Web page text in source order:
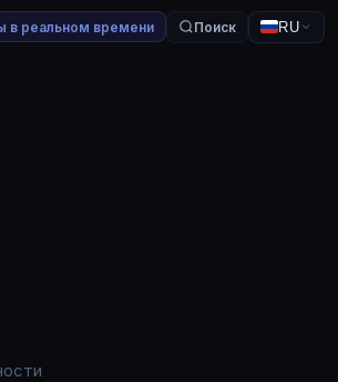
в реальном времени Поиск RU